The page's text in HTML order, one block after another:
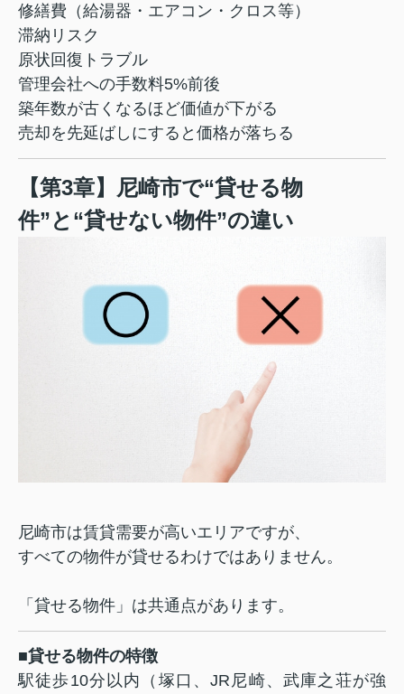
修繕費（給湯器・エアコン・クロス等）
滞納リスク
原状回復トラブル
管理会社への手数料5%前後
築年数が古くなるほど価値が下がる
売却を先延ばしにすると価格が落ちる
【第3章】尼崎市で“貸せる物
件”と“貸せない物件”の違い
尼崎市は賃貸需要が高いエリアですが、
すべての物件が貸せるわけではありません。
「貸せる物件」は共通点があります。
■貸せる物件の特徴
駅徒歩10分以内（塚口、JR尼崎、武庫之荘が強